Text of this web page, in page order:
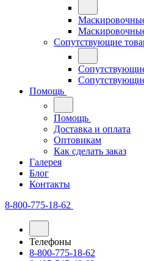
Сопутствующие
Помощь
Помощь
Доставка и оплата
Оптовикам
Как сделать заказ
Галерея
Блог
Контакты
8-800-775-18-62
Телефоны
8-800-775-18-62